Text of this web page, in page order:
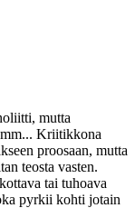
mutta
Kriitikkona
proosaan, mutta
teosta vasten.
tai tuhoava
pyrkii kohti jotain